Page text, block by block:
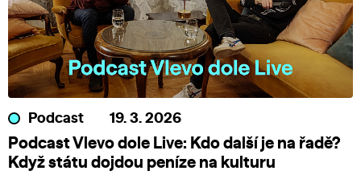
Podcast 19. 3. 2026
Podcast Vlevo dole Live: Kdo další je na řadě?
Když státu dojdou peníze na kulturu